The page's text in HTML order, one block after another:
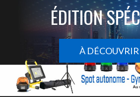
ÉDITION
À DÉCOUVRIR